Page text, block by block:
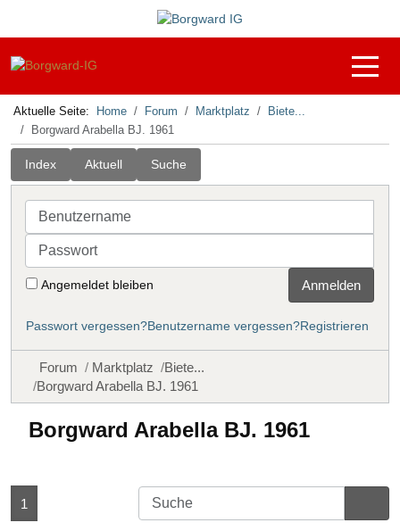
Off-
Aktuelle Seite: Home Forum Marktplatz
Biete...
Borgward Arabella BJ. 1961
Index Aktuell Suche
Benutzername
Passwort
Angemeldet bleiben Anmelden
Passwort vergessen?Benutzername vergessen?Registrieren
Forum Marktplatz
Biete...
Borgward Arabella BJ. 1961
Borgward Arabella BJ. 1961
1